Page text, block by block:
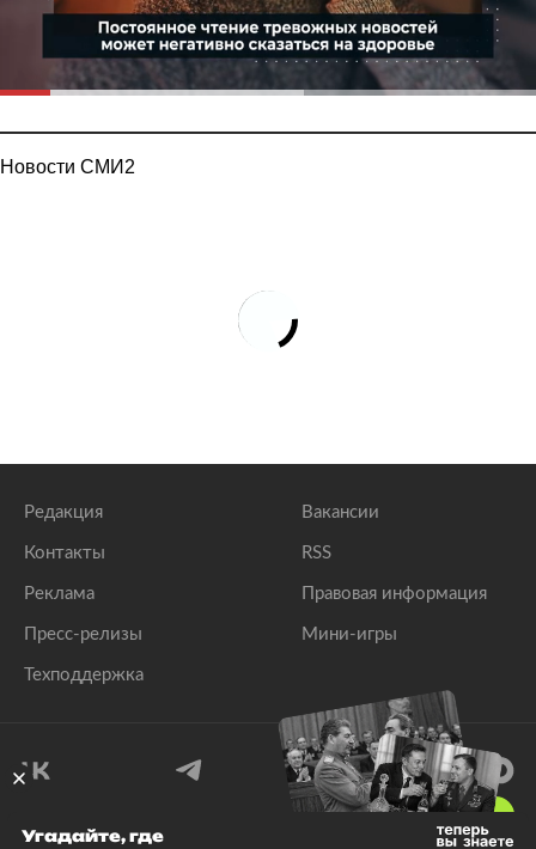
Новости СМИ2
Редакция
Контакты
Реклама
Пресс-релизы
Техподдержка
Вакансии
RSS
Правовая информация
Мини-игры
Угадайте, где